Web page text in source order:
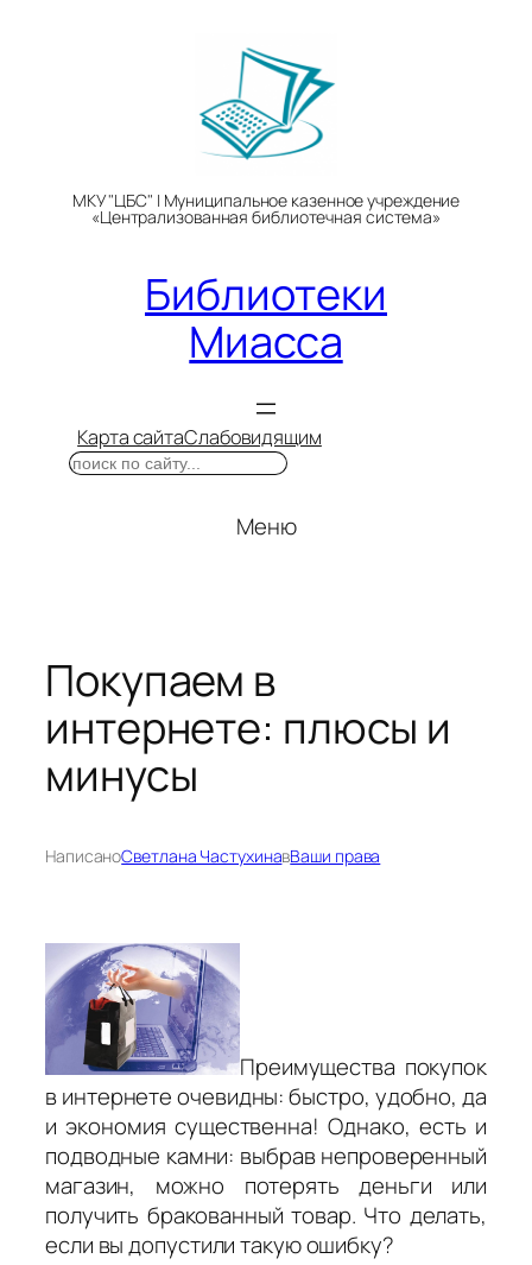
МКУ "ЦБС" | Муниципальное казенное учреждение
«Централизованная библиотечная система»
Библиотеки
Миасса
Карта сайтаСлабовидящим
Поиск
Меню
Покупаем в
интернете: плюсы и
минусы
НаписаноСветлана ЧастухинавВаши права
Преимущества покупок
в интернете очевидны: быстро, удобно, да
и экономия существенна! Однако, есть и
подводные камни: выбрав непроверенный
магазин, можно потерять деньги или
получить бракованный товар. Что делать,
если вы допустили такую ошибку?